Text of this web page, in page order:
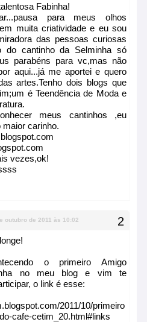
Fabinha!
para meus olhos
muita criatividade e eu sou
das pessoas curiosas
do cantinho da Selminha só
parabéns para vc,mas não
aqui...já me aportei e quero
artes.Tenho dois blogs que
é Teendência de Moda e
meus cantinhos ,eu
carinho.
vezes,ok!
outubro de 2011 às 10:02
o primeiro Amigo
no meu blog e vim te
o link é esse:
2011/10/primeiro
cafe-cetim_20.html#links